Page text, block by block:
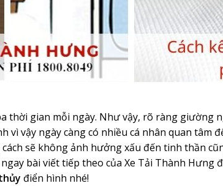
thời gian mỗi ngày. Như vậy, rõ ràng giường
vì vậy ngày càng có nhiều cá nhân quan tâm
sẽ không ảnh hưởng xấu đến tinh thần
bài viết tiếp theo của Xe Tải Thành Hưng
điển hình nhé!